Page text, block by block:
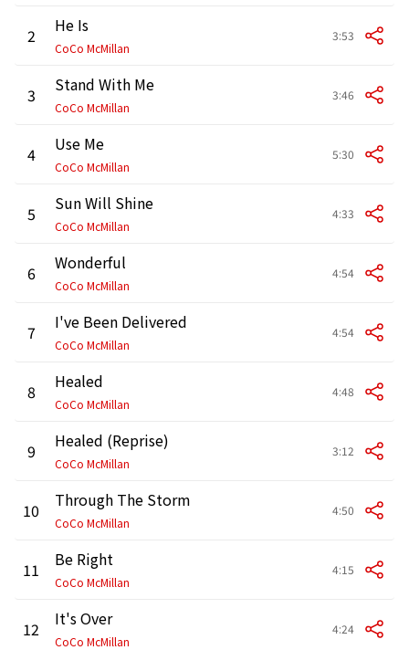
2 He Is
CoCo McMillan
3:53
3 Stand With Me
CoCo McMillan
3:46
4 Use Me
CoCo McMillan
5:30
5 Sun Will Shine
CoCo McMillan
4:33
6 Wonderful
CoCo McMillan
4:54
7 I've Been Delivered
CoCo McMillan
4:54
8 Healed
CoCo McMillan
4:48
9 Healed (Reprise)
CoCo McMillan
3:12
10 Through The Storm
CoCo McMillan
4:50
11 Be Right
CoCo McMillan
4:15
12 It's Over
CoCo McMillan
4:24